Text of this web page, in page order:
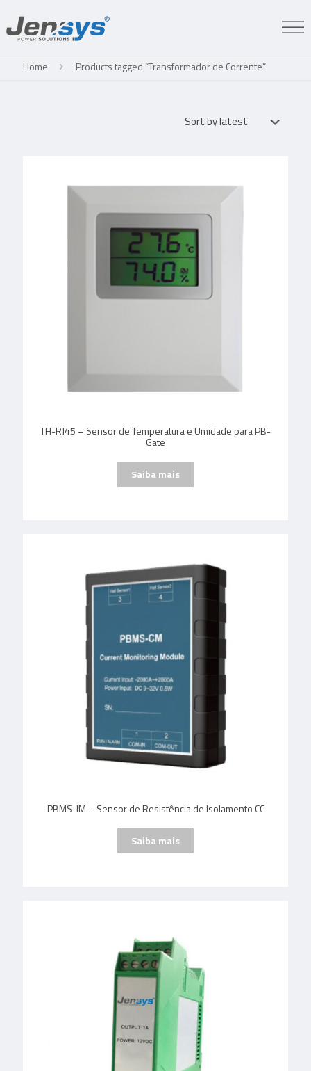
Home Products tagged “Transformador de Corrente”
TH-RJ45 – Sensor de Temperatura e Umidade para PB-
Gate
PBMS-IM – Sensor de Resistência de Isolamento CC